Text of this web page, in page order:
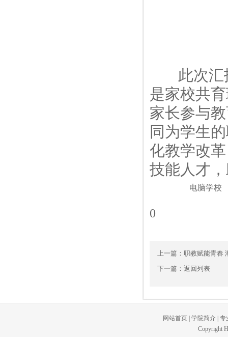
此次汇报
是家校共
家长参与
同为学生
化教学改
技能人才
电脑学校
0
上一篇： 职教赋能青春
下一篇： 返回列表
网站首页 学院简介 专
Copyright